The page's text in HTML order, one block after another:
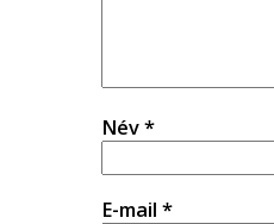
Név*
E-mail *